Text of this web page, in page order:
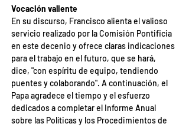
Vocación valiente
En su discurso, Francisco alienta el valioso
servicio realizado por la Comisión Pontificia
en este decenio y ofrece claras indicaciones
para el trabajo en el futuro, que se hará,
dice, "con espíritu de equipo, tendiendo
puentes y colaborando". A continuación, el
Papa agradece el tiempo y el esfuerzo
dedicados a completar el Informe Anual
sobre las Políticas y los Procedimientos de